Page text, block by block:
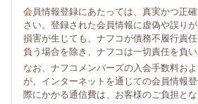
会員情報登録にあたっては、真実かつ正
さい。登録された会員情報に虚偽や誤りが
損害が生じても、ナフコが債務不履行責
負う場合を除き、ナフコは一切責任を負い
なお、ナフコメンバーズの入会手数料お
が、インターネットを通じての会員情報
際にかかる通信費は、お客様のご負担とな